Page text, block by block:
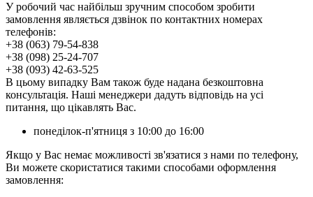
У робочий час найбільш зручним способом зробити
замовлення являється дзвінок по контактних номерах
телефонів:
+38 (063) 79-54-838
+38 (098) 25-24-707
+38 (093) 42-63-525
В цьому випадку Вам також буде надана безкоштовна
консультація. Наші менеджери дадуть відповідь на усі
питання, що цікавлять Вас.
понеділок-п'ятниця з 10:00 до 16:00
Якщо у Вас немає можливості зв'язатися з нами по телефону,
Ви можете скористатися такими способами оформлення
замовлення: